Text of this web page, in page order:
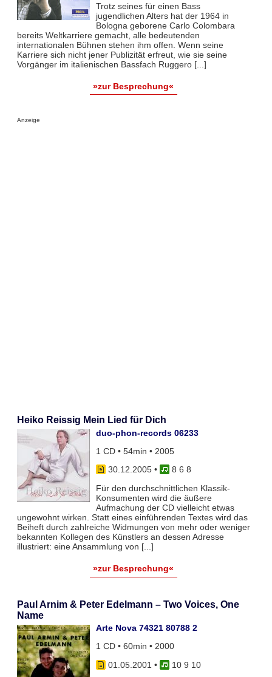
Trotz seines für einen Bass
jugendlichen Alters hat der 1964 in
Bologna geborene Carlo Colombara
bereits Weltkarriere gemacht, alle bedeutenden
internationalen Bühnen stehen ihm offen. Wenn seine
Karriere sich nicht jener Publizität erfreut, wie sie seine
Vorgänger im italienischen Bassfach Ruggero [...]
»zur Besprechung«
Anzeige
Heiko Reissig Mein Lied für Dich
duo-phon-records 06233
1 CD • 54min • 2005
30.12.2005•
8 6 8
Für den durchschnittlichen Klassik-
Konsumenten wird die äußere
Aufmachung der CD vielleicht etwas
ungewohnt wirken. Statt eines einführenden Textes wird das
Beiheft durch zahlreiche Widmungen von mehr oder weniger
bekannten Kollegen des Künstlers an dessen Adresse
illustriert: eine Ansammlung von [...]
»zur Besprechung«
Paul Arnim & Peter Edelmann – Two Voices, One
Name
Arte Nova 74321 80788 2
1 CD • 60min • 2000
01.05.2001 •
10 9 10